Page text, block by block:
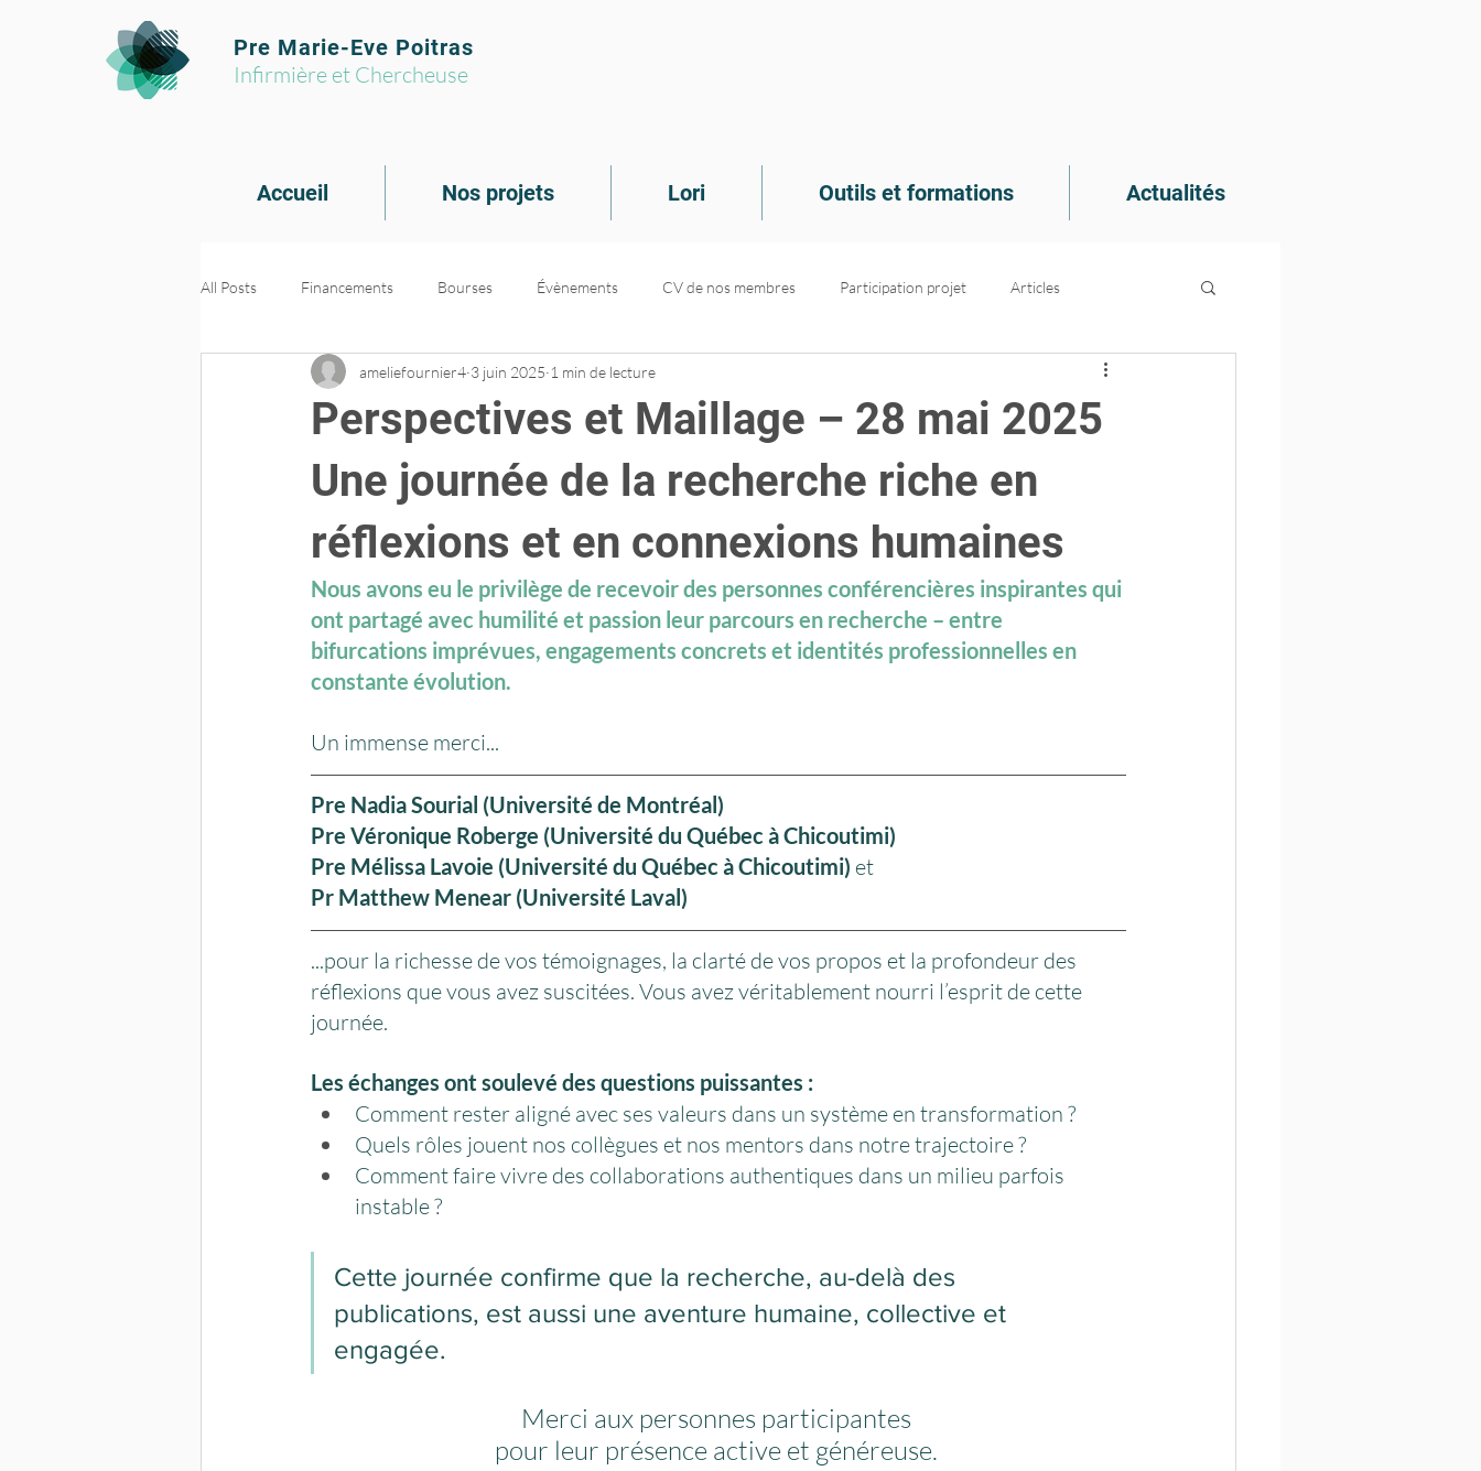
Pre Marie-Eve Poitras
Infirmière et Chercheuse
Accueil Nos projets Lori Outils et formations Actualités
All Posts Financements Bourses Évènements CV de nos membres Participation projet Articles
Formations et outils Transfert de connaissances Recrutement
PROMs et PREMs
Perspectives et Maillage – 28 mai 2025
Une journée de la recherche riche en
réflexions et en connexions humaines
ameliefournier4 3 juin 2025 1 min de lecture
Nous avons eu le privilège de recevoir des personnes conférencières inspirantes qui
ont partagé avec humilité et passion leur parcours en recherche – entre
bifurcations imprévues, engagements concrets et identités professionnelles en
constante évolution.
Un immense merci...
Pre Nadia Sourial (Université de Montréal)
Pre Véronique Roberge (Université du Québec à Chicoutimi)
Pre Mélissa Lavoie (Université du Québec à Chicoutimi) et
Pr Matthew Menear (Université Laval)
...pour la richesse de vos témoignages, la clarté de vos propos et la profondeur des
réflexions que vous avez suscitées. Vous avez véritablement nourri l’esprit de cette
journée.
Les échanges ont soulevé des questions puissantes :
Comment rester aligné avec ses valeurs dans un système en transformation ?
Quels rôles jouent nos collègues et nos mentors dans notre trajectoire ?
Comment faire vivre des collaborations authentiques dans un milieu parfois
instable ?
Cette journée confirme que la recherche, au-delà des
publications, est aussi une aventure humaine, collective et
engagée.
Merci aux personnes participantes
pour leur présence active et généreuse.